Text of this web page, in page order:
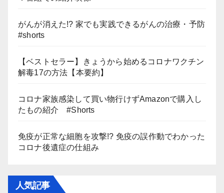
がんが消えた!? 家でも実践できるがんの治療・予防
#shorts
【ベストセラー】きょうから始めるコロナワクチン
解毒17の方法【本要約】
コロナ家族感染して買い物行けずAmazonで購入し
たもの紹介 #Shorts
免疫が正常な細胞を攻撃!? 免疫の誤作動でわかった
コロナ後遺症の仕組み
人気記事